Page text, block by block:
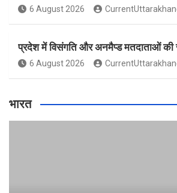
6 August 2026
प्रदेश में विसंगति और अनमैप्ड मतदाताओं की
6 August 2026
भारत